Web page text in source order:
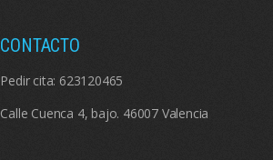
CONTACTO
Pedir cita: 623120465
Calle Cuenca 4, bajo. 46007 Valencia